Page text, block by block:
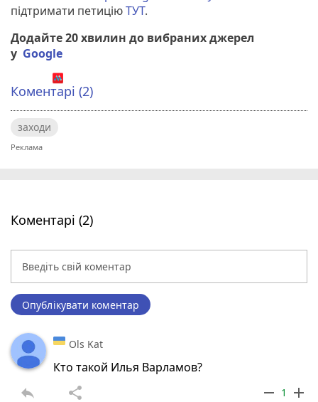
підтримати петиціюТУТ.
Додайте 20 хвилин до вибраних джерел
у Google
Коментарі (2)
заходи
Коментарі (2)
Опублікувати коментар
Ols Kat
Кто такой Илья Варламов?
reply share remove 1 add